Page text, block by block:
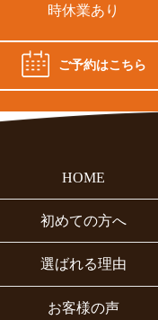
時休業あり
ご予約はこちら
HOME
初めての方へ
選ばれる理由
お客様の声